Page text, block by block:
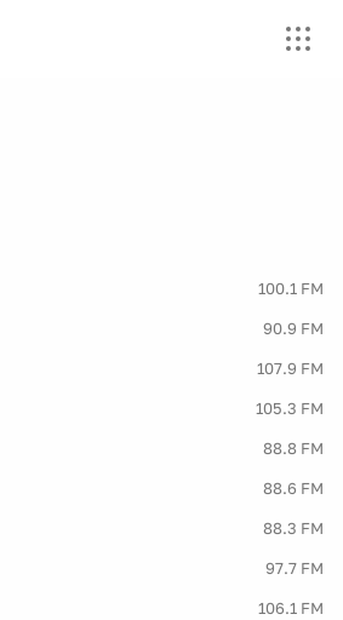
100.1 FM
90.9 FM
107.9 FM
105.3 FM
88.8 FM
88.6 FM
88.3 FM
97.7 FM
106.1 FM